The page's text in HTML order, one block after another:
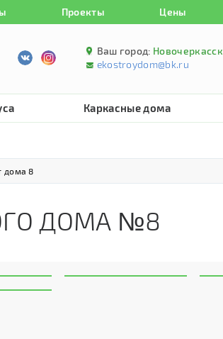
Проекты Цены
Ваш город: Новочеркасск
ekostroydom@bk.ru
Каркасные дома
дома 8
ДОМА №8